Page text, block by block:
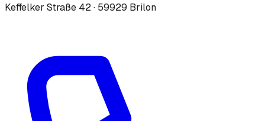
Keffelker Straße 42 · 59929 Brilon